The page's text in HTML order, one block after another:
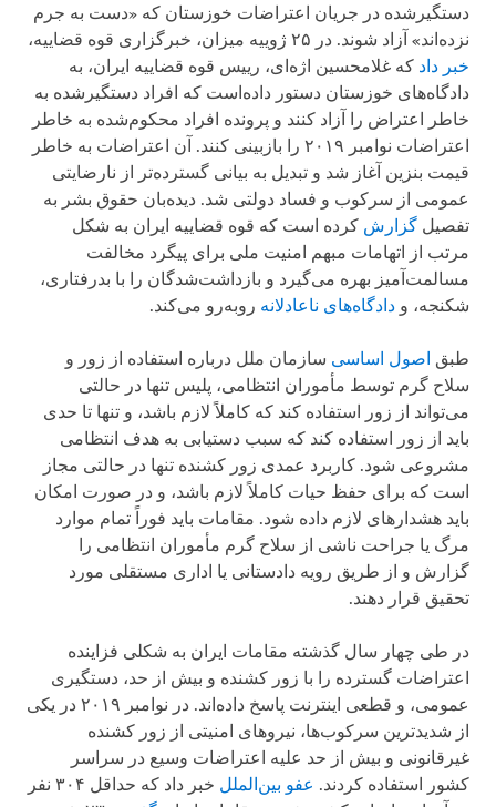
دستگیرشده در جریان اعتراضات خوزستان که «دست به جرم
نزده‌اند» آزاد شوند. در ۲۵ ژوییه میزان، خبرگزاری قوه قضاییه،
خبر داد که غلامحسین اژه‌ای، رییس قوه قضاییه ایران، به
دادگاه‌های خوزستان دستور داده‌است که افراد دستگیرشده به
خاطر اعتراض را آزاد کنند و پرونده افراد محکوم‌شده به خاطر
اعتراضات نوامبر ۲۰۱۹ را بازبینی کنند. آن اعتراضات به خاطر
قیمت بنزین آغاز شد و تبدیل به بیانی گسترده‌تر از نارضایتی
عمومی از سرکوب و فساد دولتی شد. دیده‌بان حقوق بشر به
تفصیل گزارش کرده است که قوه قضاییه ایران به شکل
مرتب از اتهامات مبهم امنیت ملی برای پیگرد مخالفت
مسالمت‌آمیز بهره می‌گیرد و بازداشت‌شدگان را با بدرفتاری،
شکنجه، و دادگاه‌های ناعادلانه روبه‌رو می‌کند.
طبق اصول اساسی سازمان ملل درباره استفاده از زور و
سلاح گرم توسط مأموران انتظامی، پلیس تنها در حالتی
می‌تواند از زور استفاده کند که کاملاً لازم باشد، و تنها تا حدی
باید از زور استفاده کند که سبب دستیابی به هدف انتظامی
مشروعی شود. کاربرد عمدی زور کشنده تنها در حالتی مجاز
است که برای حفظ حیات کاملاً لازم باشد، و در صورت امکان
باید هشدارهای لازم داده شود. مقامات باید فوراً تمام موارد
مرگ یا جراحت ناشی از سلاح گرم مأموران انتظامی را
گزارش و از طریق رویه دادستانی یا اداری مستقلی مورد
تحقیق قرار دهند.
در طی چهار سال گذشته مقامات ایران به شکلی فزاینده
اعتراضات گسترده را با زور کشنده و بیش از حد، دستگیری
عمومی، و قطعی اینترنت پاسخ داده‌اند. در نوامبر ۲۰۱۹ در یکی
از شدیدترین سرکوب‌ها، نیروهای امنیتی از زور کشنده
غیرقانونی و بیش از حد علیه اعتراضات وسیع در سراسر
کشور استفاده کردند. عفو بین‌الملل
خبر داد که حداقل ۳۰۴ نفر